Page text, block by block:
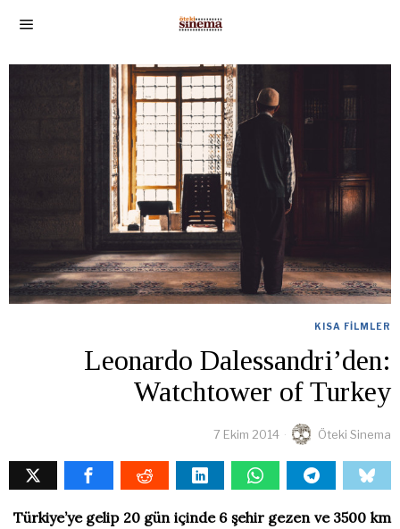
KISA FILMLER
Leonardo Dalessandri’den:
Watchtower of Turkey
7 Ekim 2014 Öteki Sinema
Türkiye’ye gelip 20 gün içinde 6 şehir gezen ve 3500 km